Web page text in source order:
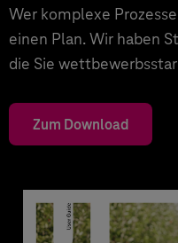
Wer komplexe
einen Plan. Wir haben
die Sie
Zum Download